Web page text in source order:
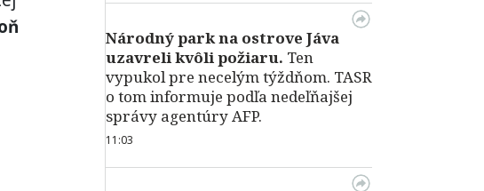
Národný park na ostrove Jáva
uzavreli kvôli požiaru. Ten
vypukol pre necelým týždňom. TASR
o tom informuje podľa nedeľňajšej
správy agentúry AFP.
11:03